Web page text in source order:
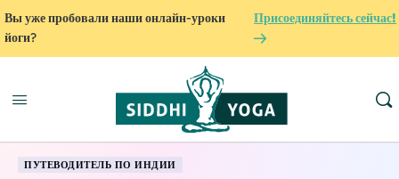
Вы уже пробовали наши онлайн-уроки
йоги?
Присоединяйтесь сейчас!
ПУТЕВОДИТЕЛЬ ПО ИНДИИ